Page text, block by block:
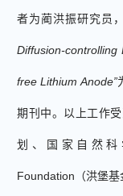
者为蔺洪振研究员
Diffusion-
free Lithium Anode”
期刊中。以上工作
划、国家自然科
Foundation （洪堡